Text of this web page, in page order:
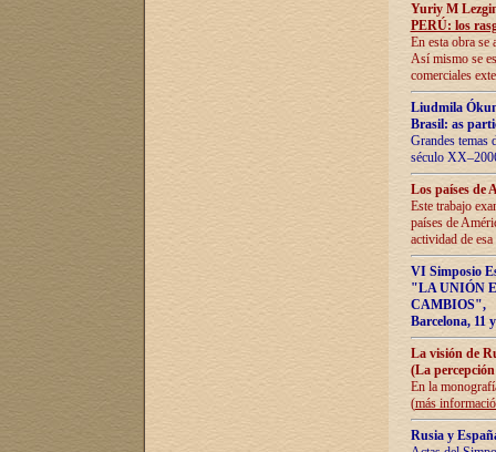
Yuriy M
PERÚ: los
En esta obra se
Así mismo se
comerciales
Liudmila
Brasil: as
Grandes temas
século
Los países de
Este trabajo
países de
actividad de
VI Simposio
"LA UNIÓN
CAMBIOS",
Barcelona, 11
La visión de
(La
En la
(más
Rusia y